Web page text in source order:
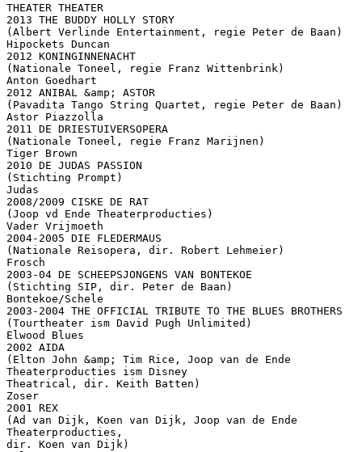
THEATER THEATER
2013 THE BUDDY HOLLY STORY
(Albert Verlinde Entertainment, regie Peter de Baan)
Hipockets Duncan
2012 KONINGINNENACHT
(Nationale Toneel, regie Franz Wittenbrink)
Anton Goedhart
2012 ANIBAL &amp; ASTOR
(Pavadita Tango String Quartet, regie Peter de Baan)
Astor Piazzolla
2011 DE DRIESTUIVERSOPERA
(Nationale Toneel, regie Franz Marijnen)
Tiger Brown
2010 DE JUDAS PASSION
(Stichting Prompt)
Judas
2008/2009 CISKE DE RAT
(Joop vd Ende Theaterproducties)
Vader Vrijmoeth
2004-2005 DIE FLEDERMAUS
(Nationale Reisopera, dir. Robert Lehmeier)
Frosch
2003-04 DE SCHEEPSJONGENS VAN BONTEKOE
(Stichting SIP, dir. Peter de Baan)
Bontekoe/Schele
2003-2004 THE OFFICIAL TRIBUTE TO THE BLUES BROTHERS
(Tourtheater ism David Pugh Unlimited)
Elwood Blues
2002 AIDA
(Elton John &amp; Tim Rice, Joop van de Ende
Theaterproducties ism Disney
Theatrical, dir. Keith Batten)
Zoser
2001 REX
(Ad van Dijk, Koen van Dijk, Joop van de Ende
Theaterproducties,
dir. Koen van Dijk)